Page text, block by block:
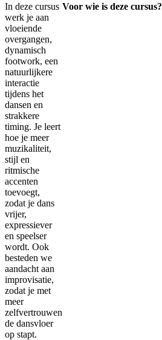
In deze cursus
werk je aan
vloeiende
overgangen,
dynamisch
footwork, een
natuurlijkere
interactie
tijdens het
dansen en
strakkere
timing. Je leert
hoe je meer
muzikaliteit,
stijl en
ritmische
accenten
toevoegt,
zodat je dans
vrijer,
expressiever
en speelser
wordt. Ook
besteden we
aandacht aan
improvisatie,
zodat je met
meer
zelfvertrouwen
de dansvloer
op stapt.
Voor wie is deze cursus?